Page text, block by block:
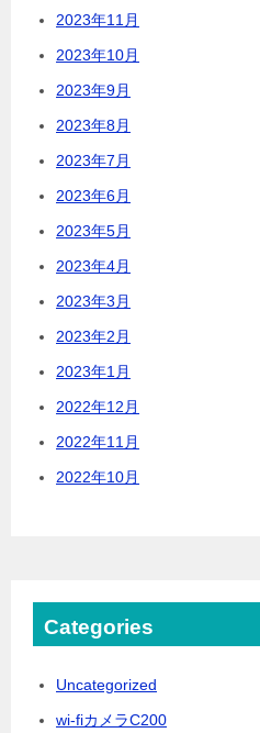
2023年11月
2023年10月
2023年9月
2023年8月
2023年7月
2023年6月
2023年5月
2023年4月
2023年3月
2023年2月
2023年1月
2022年12月
2022年11月
2022年10月
Categories
Uncategorized
wi-fiカメラC200